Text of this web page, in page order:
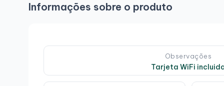
Informações sobre o produto
Observações
Tarjeta WiFi